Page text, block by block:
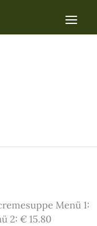
Menü 1:
2: € 15.80